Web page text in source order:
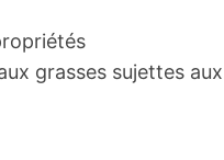
grasses sujettes aux